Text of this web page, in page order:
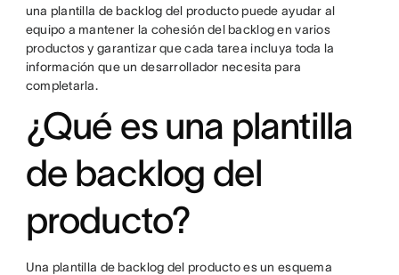
una plantilla de backlog del producto puede ayudar al
equipo a mantener la cohesión del backlog en varios
productos y garantizar que cada tarea incluya toda la
información que un desarrollador necesita para
completarla.
¿Qué es una plantilla
de backlog del
producto?
Una plantilla de backlog del producto es un esquema